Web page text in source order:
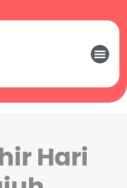
Hari